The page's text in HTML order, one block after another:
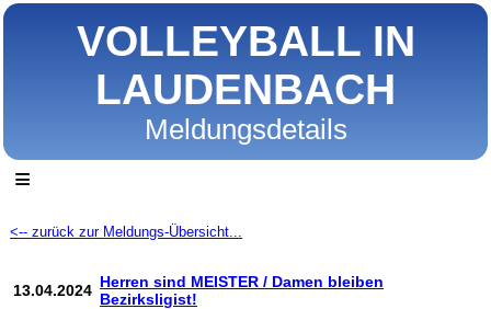
VOLLEYBALL IN
LAUDENBACH
Meldungsdetails
≡
<-- zurück zur Meldungs-Übersicht...
13.04.2024 Herren sind MEISTER / Damen bleiben
Bezirksligist!